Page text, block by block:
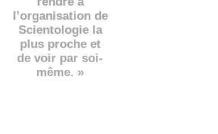
l’organisation de
Scientologie la
plus proche et
de voir par soi-
même. »